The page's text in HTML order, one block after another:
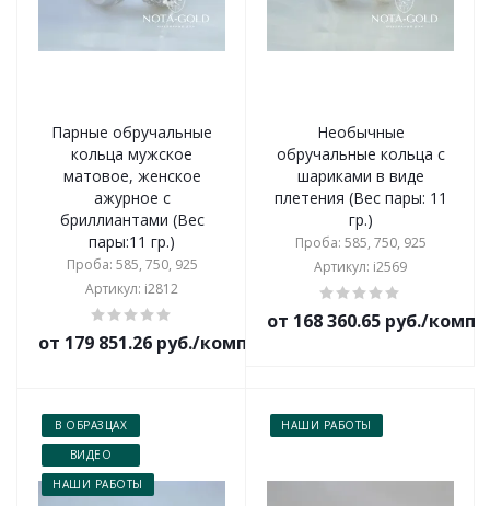
Парные обручальные
кольца мужское
матовое, женское
ажурное с
бриллиантами (Вес
пары:11 гр.)
Проба: 585, 750, 925
Артикул: i2812
от 179 851.26 руб./комплект
Необычные
обручальные кольца с
шариками в виде
плетения (Вес пары: 11
гр.)
Проба: 585, 750, 925
Артикул: i2569
от 168 360.65 руб./
В ОБРАЗЦАХ
ВИДЕО
НАШИ РАБОТЫ
НАШИ РАБОТЫ